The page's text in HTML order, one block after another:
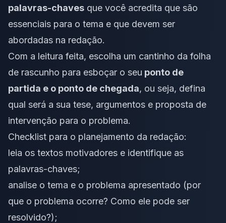
palavras-chaves que você acredita que são
essenciais para o tema e que devem ser
abordadas na redação.
Com a leitura feita, escolha um cantinho da folha
de rascunho para esboçar o seu ponto de
partida e o ponto de chegada, ou seja, defina
qual será a sua tese, argumentos e proposta de
intervenção para o problema.
Checklist para o planejamento da redação:
leia os textos motivadores e identifique as
palavras-chaves;
analise o tema e o problema apresentado (por
que o problema ocorre? Como ele pode ser
resolvido?);